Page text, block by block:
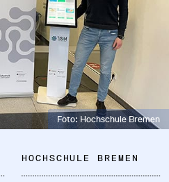
Foto: Hochschule Bremen
HOCHSCHULE BREMEN